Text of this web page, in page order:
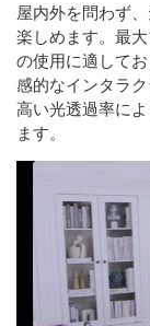
屋内外を問わず
楽しめます。最
の使用に適して
感的なインタラ
高い光透過率に
ます。